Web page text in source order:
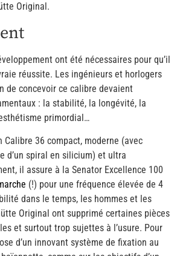
Original.
ont été nécessaires pour qu’il
réussite. Les ingénieurs et horlogers
de concevoir ce calibre devaient
: la stabilité, la longévité, la
primordial…
Calibre 36 compact, moderne (avec
d’un spiral en silicium) et ultra
il assure à la Senator Excellence 100
(!) pour une fréquence élevée de 4
dans le temps, les hommes et les
Original ont supprimé certaines pièces
et surtout trop sujettes à l’usure. Pour
d’un innovant système de fixation au